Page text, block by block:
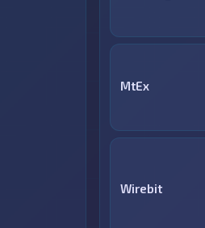
MtEx
Wirebit